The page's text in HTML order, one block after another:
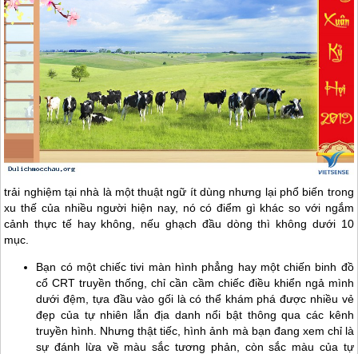
trải nghiệm tại nhà là một thuật ngữ ít dùng nhưng lại phổ biến trong
xu thế của nhiều người hiện nay, nó có điểm gì khác so với ngắm
cảnh thực tế hay không, nếu ghạch đầu dòng thì không dưới 10
mục.
Bạn có một chiếc tivi màn hình phẳng hay một chiến binh đồ
cổ CRT truyền thống, chỉ cần cầm chiếc điều khiển ngả mình
dưới đệm, tựa đầu vào gối là có thể khám phá được nhiều vẻ
đẹp của tự nhiên lẫn địa danh nổi bật thông qua các kênh
truyền hình. Nhưng thật tiếc, hình ảnh mà bạn đang xem chỉ là
sự đánh lừa về màu sắc tương phản, còn sắc màu của tự